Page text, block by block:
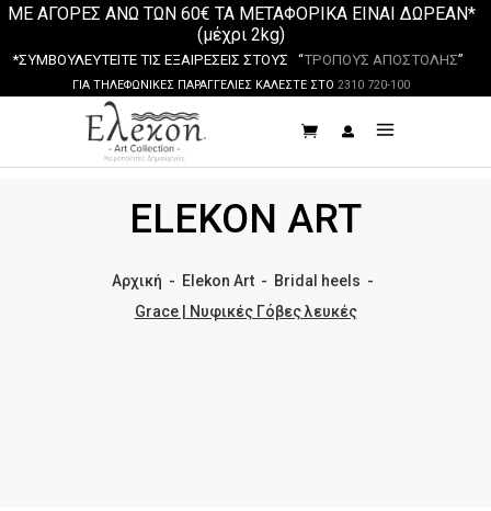
ΜΕ ΑΓΟΡΕΣ ΑΝΩ ΤΩΝ 60€ ΤΑ ΜΕΤΑΦΟΡΙΚΑ ΕΙΝΑΙ ΔΩΡΕΑΝ*
(μέχρι 2kg)
*ΣΥΜΒΟΥΛΕΥΤΕΙΤΕ ΤΙΣ ΕΞΑΙΡΕΣΕΙΣ ΣΤΟΥΣ “ΤΡΟΠΟΥΣ ΑΠΟΣΤΟΛΗΣ”
ΓΙΑ ΤΗΛΕΦΩΝΙΚΕΣ ΠΑΡΑΓΓΕΛΙΕΣ ΚΑΛΕΣΤΕ ΣΤΟ 2310 720-100
ELEKON ART
Αρχική - Elekon Art- Bridal heels -
Grace | Νυφικές Γόβες λευκές